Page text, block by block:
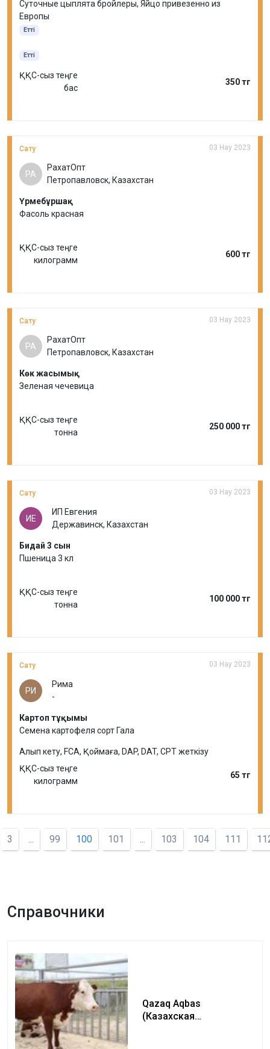
Суточные цыплята бройлеры, Яйцо привезенно из
Европы
Етті
Етті
ҚҚС-сыз теңге
бас
350 тг
Сату 03 Нау 2023
РА
РахатОпт
Петропавловск, Казахстан
Үрмебұршақ
Фасоль красная
ҚҚС-сыз теңге
килограмм
600 тг
Сату 03 Нау 2023
РА
РахатОпт
Петропавловск, Казахстан
Көк жасымық
Зеленая чечевица
ҚҚС-сыз теңге
тонна
250 000 тг
Сату 03 Нау 2023
ИЕ
ИП Евгения
Державинск, Казахстан
Бидай 3 сын
Пшеница 3 кл
ҚҚС-сыз теңге
тонна
100 000 тг
Сату 03 Нау 2023
РИ
Рима
-
Картоп тұқымы
Семена картофеля сорт Гала
Алып кету, FCA, Қоймаға, DAP, DAT, CPT жеткізу
ҚҚС-сыз теңге
килограмм
65 тг
3 ... 99 100 101 ... 103 104 111
Справочники
Qazaq Aqbas
(Казахская